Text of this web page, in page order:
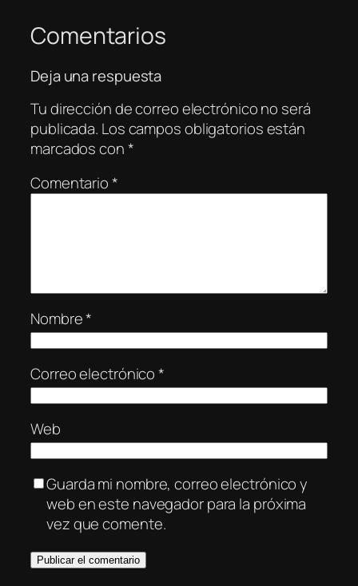
Comentarios
Deja una respuesta
Tu dirección de correo electrónico no será
publicada. Los campos obligatorios están
marcados con*
Comentario*
Nombre*
Correo electrónico*
Web
Guarda mi nombre, correo electrónico y
web en este navegador para la próxima
vez que comente.